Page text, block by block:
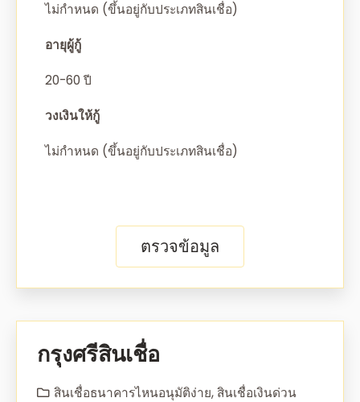
ไม่กำหนด (ขึ้นอยู่กับประเภทสินเชื่อ)
อายุผู้กู้
20-60 ปี
วงเงินให้กู้
ไม่กำหนด (ขึ้นอยู่กับประเภทสินเชื่อ)
ตรวจข้อมูล
กรุงศรีสินเชื่อ
สินเชื่อธนาคารไหนอนุมัติง่าย,สินเชื่อเงินด่วน